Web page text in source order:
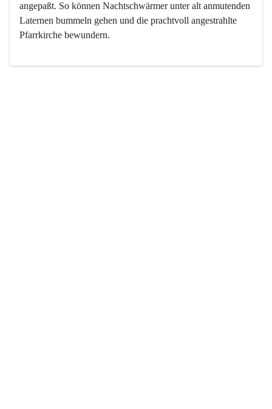
angepaßt. So können Nachtschwärmer unter alt anmutenden
Laternen bummeln gehen und die prachtvoll angestrahlte
Pfarrkirche bewundern.
Der Weinbau dominert heute nicht mehr, ist aber integrativer